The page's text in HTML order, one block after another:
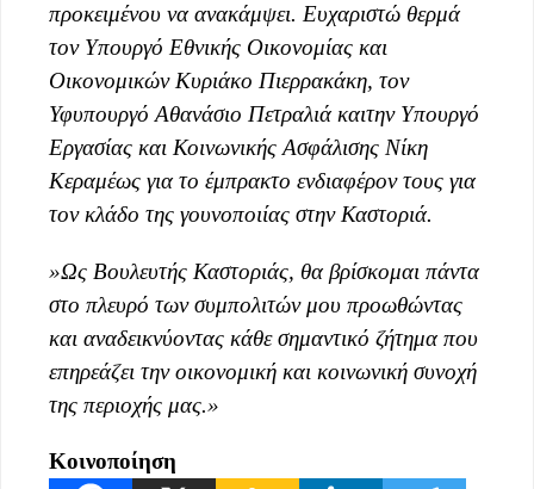
προκειμένου να ανακάμψει. Ευχαριστώ θερμά
τονΥπουργό Εθνικής Οικονομίας και
Οικονομικών Κυριάκο Πιερρακάκη, τον
Υφυπουργό Αθανάσιο Πετραλιάκαιτην Υπουργό
Εργασίας και Κοινωνικής Ασφάλισης Νίκη
Κεραμέως για το έμπρακτο ενδιαφέρον τους για
τον κλάδο της γουνοποιίας στην Καστοριά.
»Ως Βουλευτής Καστοριάς, θα βρίσκομαι πάντα
στο πλευρό των συμπολιτών μου προωθώντας
και αναδεικνύοντας κάθε σημαντικό ζήτημα που
επηρεάζει την οικονομική και κοινωνική συνοχή
της περιοχής μας.»
Κοινοποίηση